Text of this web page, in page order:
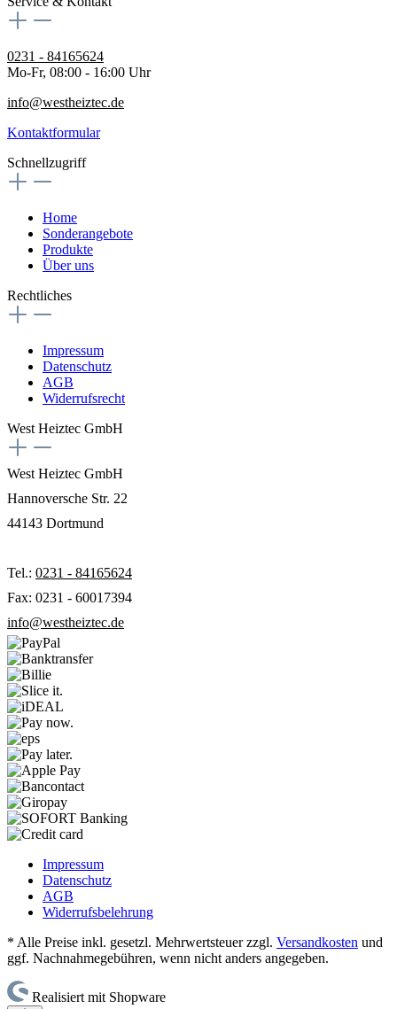
0231 - 84165624
Mo-Fr, 08:00 - 16:00 Uhr
info@westheiztec.de
Kontaktformular
Schnellzugriff
Home
Sonderangebote
Produkte
Über uns
Rechtliches
Impressum
Datenschutz
AGB
Widerrufsrecht
West Heiztec GmbH
West Heiztec GmbH
Hannoversche Str. 22
44143 Dortmund
Tel.: 0231 - 84165624
Fax: 0231 - 60017394
info@westheiztec.de
Impressum
Datenschutz
AGB
Widerrufsbelehrung
* Alle Preise inkl. gesetzl. Mehrwertsteuer zzgl. Versandkosten und
ggf. Nachnahmegebühren, wenn nicht anders angegeben.
Realisiert mit Shopware